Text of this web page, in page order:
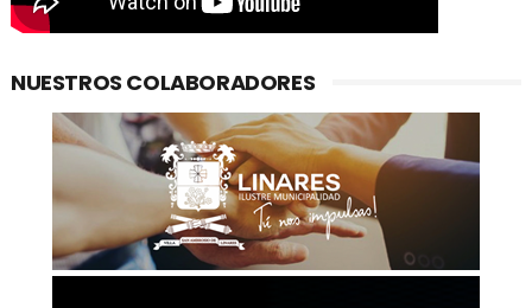
NUESTROS COLABORADORES